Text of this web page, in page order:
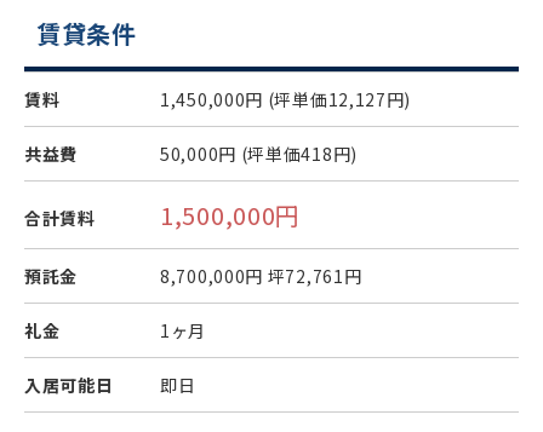
賃貸条件
賃料 1,450,000円 (坪単価12,127円)
共益費 50,000円 (坪単価418円)
合計賃料 1,500,000円
預託金 8,700,000円 坪72,761円
礼金 1ヶ月
入居可能日 即日